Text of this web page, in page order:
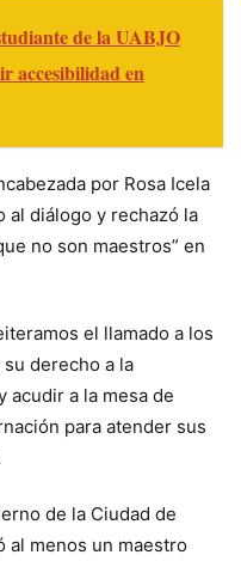
de la UABJO
accesibilidad en
por Rosa Icela
al diálogo y rechazó la
no son maestros” en
el llamado a los
derecho a la
acudir a la mesa de
para atender sus
de la Ciudad de
al menos un maestro